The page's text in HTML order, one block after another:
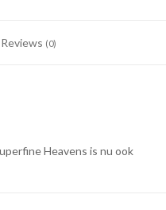
Reviews (0)
Heavens is nu ook